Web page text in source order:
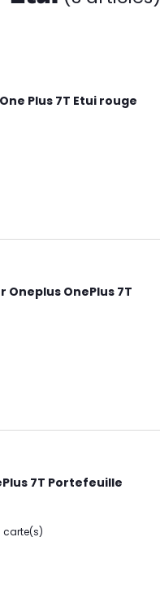
Plus 7T Etui rouge
Oneplus OnePlus 7T
7T Portefeuille
carte(s)